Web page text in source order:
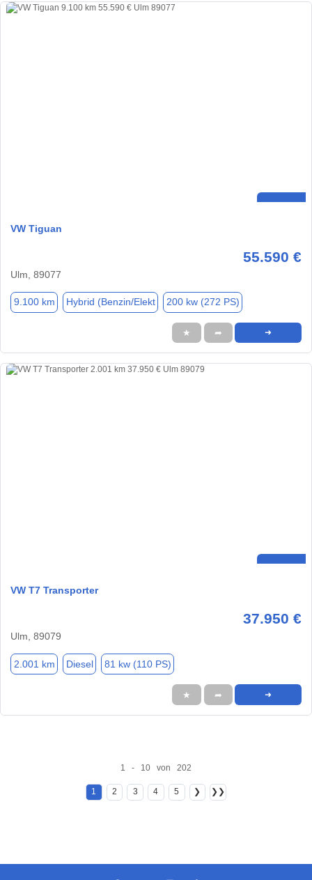
VW Tiguan
55.590 €
Ulm, 89077
9.100 km Hybrid (Benzin/Elekt 200 kw (272 PS)
★ ➦ ➜
VW T7 Transporter
37.950 €
Ulm, 89079
2.001 km Diesel 81 kw (110 PS)
★ ➦ ➜
1 - 10 von 202
1 2 3 4 5 ❯ ❯❯